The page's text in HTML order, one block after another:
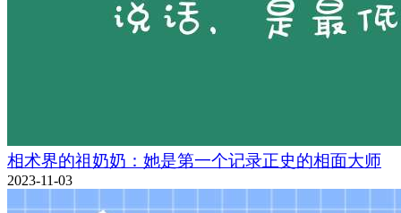
相术界的祖奶奶：她是第一个记录正史的相面大师
2023-11-03